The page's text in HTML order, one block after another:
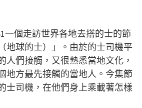
一個走訪世界各地去搭的士的節
地球的士）」。由於的士司機平
人們接觸，又很熟悉當地文化，
地方最先接觸的當地人。今集節
士司機，在他們身上乘載著怎樣